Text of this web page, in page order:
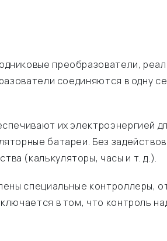
преобразователи,
соединяются в одну
их электроэнергией
батареи. Без
(калькуляторы, часы и т. д.).
специальные контроллеры,
в том, что контроль